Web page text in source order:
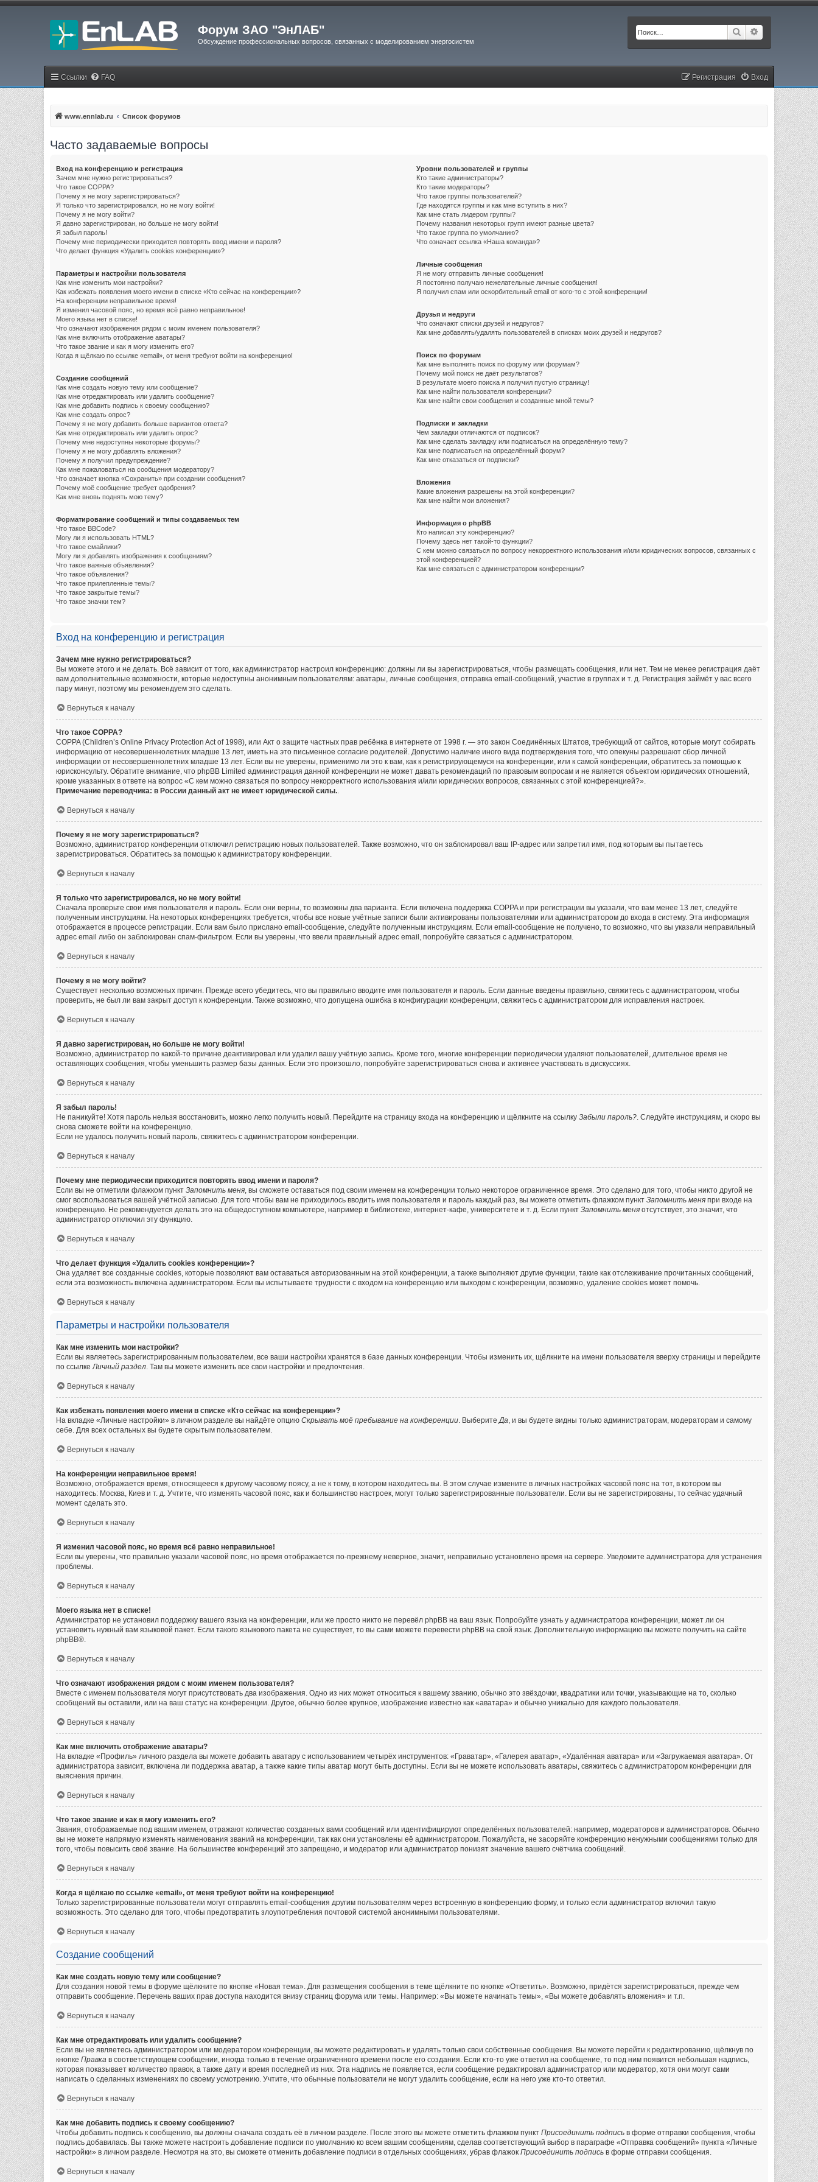
Форум ЗАО "ЭнЛАБ"
Обсуждение профессиональных вопросов, связанных с моделированием энергосистем
Поиск
Ссылки FAQ Вход
Регистрация
www.ennlab.ru Список форумов
Часто задаваемые вопросы
Вход на конференцию и регистрация
Зачем мне нужно регистрироваться?
Что такое COPPA?
Почему я не могу зарегистрироваться?
Я только что зарегистрировался, но не могу войти!
Почему я не могу войти?
Я давно зарегистрирован, но больше не могу войти!
Я забыл пароль!
Почему мне периодически приходится повторять ввод имени и пароля?
Что делает функция «Удалить cookies конференции»?
Параметры и настройки пользователя
Как мне изменить мои настройки?
Как избежать появления моего имени в списке «Кто сейчас на конференции»?
На конференции неправильное время!
Я изменил часовой пояс, но время всё равно неправильное!
Моего языка нет в списке!
Что означают изображения рядом с моим именем пользователя?
Как мне включить отображение аватары?
Что такое звание и как я могу изменить его?
Когда я щёлкаю по ссылке «email», от меня требуют войти на конференцию!
Создание сообщений
Как мне создать новую тему или сообщение?
Как мне отредактировать или удалить сообщение?
Как мне добавить подпись к своему сообщению?
Как мне создать опрос?
Почему я не могу добавить больше вариантов ответа?
Как мне отредактировать или удалить опрос?
Почему мне недоступны некоторые форумы?
Почему я не могу добавлять вложения?
Почему я получил предупреждение?
Как мне пожаловаться на сообщения модератору?
Что означает кнопка «Сохранить» при создании сообщения?
Почему моё сообщение требует одобрения?
Как мне вновь поднять мою тему?
Форматирование сообщений и типы создаваемых тем
Что такое BBCode?
Могу ли я использовать HTML?
Что такое смайлики?
Могу ли я добавлять изображения к сообщениям?
Что такое важные объявления?
Что такое объявления?
Что такое прилепленные темы?
Что такое закрытые темы?
Что такое значки тем?
Уровни пользователей и группы
Кто такие администраторы?
Кто такие модераторы?
Что такое группы пользователей?
Где находятся группы и как мне вступить в них?
Как мне стать лидером группы?
Почему названия некоторых групп имеют разные цвета?
Что такое группа по умолчанию?
Что означает ссылка «Наша команда»?
Личные сообщения
Я не могу отправить личные сообщения!
Я постоянно получаю нежелательные личные сообщения!
Я получил спам или оскорбительный email от кого-то с этой конференции!
Друзья и недруги
Что означают списки друзей и недругов?
Как мне добавлять/удалять пользователей в списках моих друзей и недругов?
Поиск по форумам
Как мне выполнить поиск по форуму или форумам?
Почему мой поиск не даёт результатов?
В результате моего поиска я получил пустую страницу!
Как мне найти пользователя конференции?
Как мне найти свои сообщения и созданные мной темы?
Подписки и закладки
Чем закладки отличаются от подписок?
Как мне сделать закладку или подписаться на определённую тему?
Как мне подписаться на определённый форум?
Как мне отказаться от подписки?
Вложения
Какие вложения разрешены на этой конференции?
Как мне найти мои вложения?
Информация о phpBB
Кто написал эту конференцию?
Почему здесь нет такой-то функции?
С кем можно связаться по вопросу некорректного использования и/или юридических вопросов, связанных с
этой конференцией?
Как мне связаться с администратором конференции?
Вход на конференцию и регистрация
Зачем мне нужно регистрироваться?
Вы можете этого и не делать. Всё зависит от того, как администратор настроил конференцию: должны ли вы зарегистрироваться, чтобы размещать сообщения, или нет. Тем не менее регистрация даёт
вам дополнительные возможности, которые недоступны анонимным пользователям: аватары, личные сообщения, отправка email-сообщений, участие в группах и т. д. Регистрация займёт у вас всего
пару минут, поэтому мы рекомендуем это сделать.
Вернуться к началу
Что такое COPPA?
COPPA (Children’s Online Privacy Protection Act of 1998), или Акт о защите частных прав ребёнка в интернете от 1998 г. — это закон Соединённых Штатов, требующий от сайтов, которые могут собирать
информацию от несовершеннолетних младше 13 лет, иметь на это письменное согласие родителей. Допустимо наличие иного вида подтверждения того, что опекуны разрешают сбор личной
информации от несовершеннолетних младше 13 лет. Если вы не уверены, применимо ли это к вам, как к регистрирующемуся на конференции, или к самой конференции, обратитесь за помощью к
юрисконсульту. Обратите внимание, что phpBB Limited администрация данной конференции не может давать рекомендаций по правовым вопросам и не является объектом юридических отношений,
кроме указанных в ответе на вопрос «С кем можно связаться по вопросу некорректного использования и/или юридических вопросов, связанных с этой конференцией?».
Примечание переводчика: в России данный акт не имеет юридической силы..
Вернуться к началу
Почему я не могу зарегистрироваться?
Возможно, администратор конференции отключил регистрацию новых пользователей. Также возможно, что он заблокировал ваш IP-адрес или запретил имя, под которым вы пытаетесь
зарегистрироваться. Обратитесь за помощью к администратору конференции.
Вернуться к началу
Я только что зарегистрировался, но не могу войти!
Сначала проверьте свои имя пользователя и пароль. Если они верны, то возможны два варианта. Если включена поддержка COPPA и при регистрации вы указали, что вам менее 13 лет, следуйте
полученным инструкциям. На некоторых конференциях требуется, чтобы все новые учётные записи были активированы пользователями или администратором до входа в систему. Эта информация
отображается в процессе регистрации. Если вам было прислано email-сообщение, следуйте полученным инструкциям. Если email-сообщение не получено, то возможно, что вы указали неправильный
адрес email либо он заблокирован спам-фильтром. Если вы уверены, что ввели правильный адрес email, попробуйте связаться с администратором.
Вернуться к началу
Почему я не могу войти?
Существует несколько возможных причин. Прежде всего убедитесь, что вы правильно вводите имя пользователя и пароль. Если данные введены правильно, свяжитесь с администратором, чтобы
проверить, не был ли вам закрыт доступ к конференции. Также возможно, что допущена ошибка в конфигурации конференции, свяжитесь с администратором для исправления настроек.
Вернуться к началу
Я давно зарегистрирован, но больше не могу войти!
Возможно, администратор по какой-то причине деактивировал или удалил вашу учётную запись. Кроме того, многие конференции периодически удаляют пользователей, длительное время не
оставляющих сообщения, чтобы уменьшить размер базы данных. Если это произошло, попробуйте зарегистрироваться снова и активнее участвовать в дискуссиях.
Вернуться к началу
Я забыл пароль!
Не паникуйте! Хотя пароль нельзя восстановить, можно легко получить новый. Перейдите на страницу входа на конференцию и щёлкните на ссылку Забыли пароль?. Следуйте инструкциям, и скоро вы
снова сможете войти на конференцию.
Если не удалось получить новый пароль, свяжитесь с администратором конференции.
Вернуться к началу
Почему мне периодически приходится повторять ввод имени и пароля?
Если вы не отметили флажком пункт Запомнить меня, вы сможете оставаться под своим именем на конференции только некоторое ограниченное время. Это сделано для того, чтобы никто другой не
смог воспользоваться вашей учётной записью. Для того чтобы вам не приходилось вводить имя пользователя и пароль каждый раз, вы можете отметить флажком пункт Запомнить меня при входе на
конференцию. Не рекомендуется делать это на общедоступном компьютере, например в библиотеке, интернет-кафе, университете и т. д. Если пункт Запомнить меня отсутствует, это значит, что
администратор отключил эту функцию.
Вернуться к началу
Что делает функция «Удалить cookies конференции»?
Она удаляет все созданные cookies, которые позволяют вам оставаться авторизованным на этой конференции, а также выполняют другие функции, такие как отслеживание прочитанных сообщений,
если эта возможность включена администратором. Если вы испытываете трудности с входом на конференцию или выходом с конференции, возможно, удаление cookies может помочь.
Вернуться к началу
Параметры и настройки пользователя
Как мне изменить мои настройки?
Если вы являетесь зарегистрированным пользователем, все ваши настройки хранятся в базе данных конференции. Чтобы изменить их, щёлкните на имени пользователя вверху страницы и перейдите
по ссылкеЛичный раздел. Там вы можете изменить все свои настройки и предпочтения.
Вернуться к началу
Как избежать появления моего имени в списке «Кто сейчас на конференции»?
На вкладке «Личные настройки» в личном разделе вы найдёте опцию Скрывать моё пребывание на конференции. ВыберитеДа, и вы будете видны только администраторам, модераторам и самому
себе. Для всех остальных вы будете скрытым пользователем.
Вернуться к началу
На конференции неправильное время!
Возможно, отображается время, относящееся к другому часовому поясу, а не к тому, в котором находитесь вы. В этом случае измените в личных настройках часовой пояс на тот, в котором вы
находитесь: Москва, Киев и т. д. Учтите, что изменять часовой пояс, как и большинство настроек, могут только зарегистрированные пользователи. Если вы не зарегистрированы, то сейчас удачный
момент сделать это.
Вернуться к началу
Я изменил часовой пояс, но время всё равно неправильное!
Если вы уверены, что правильно указали часовой пояс, но время отображается по-прежнему неверное, значит, неправильно установлено время на сервере. Уведомите администратора для устранения
проблемы.
Вернуться к началу
Моего языка нет в списке!
Администратор не установил поддержку вашего языка на конференции, или же просто никто не перевёл phpBB на ваш язык. Попробуйте узнать у администратора конференции, может ли он
установить нужный вам языковой пакет. Если такого языкового пакета не существует, то вы сами можете перевести phpBB на свой язык. Дополнительную информацию вы можете получить на сайте
phpBB®.
Вернуться к началу
Что означают изображения рядом с моим именем пользователя?
Вместе с именем пользователя могут присутствовать два изображения. Одно из них может относиться к вашему званию, обычно это звёздочки, квадратики или точки, указывающие на то, сколько
сообщений вы оставили, или на ваш статус на конференции. Другое, обычно более крупное, изображение известно как «аватара» и обычно уникально для каждого пользователя.
Вернуться к началу
Как мне включить отображение аватары?
На вкладке «Профиль» личного раздела вы можете добавить аватару с использованием четырёх инструментов: «Граватар», «Галерея аватар», «Удалённая аватара» или «Загружаемая аватара». От
администратора зависит, включена ли поддержка аватар, а также какие типы аватар могут быть доступны. Если вы не можете использовать аватары, свяжитесь с администратором конференции для
выяснения причин.
Вернуться к началу
Что такое звание и как я могу изменить его?
Звания, отображаемые под вашим именем, отражают количество созданных вами сообщений или идентифицируют определённых пользователей: например, модераторов и администраторов. Обычно
вы не можете напрямую изменять наименования званий на конференции, так как они установлены её администратором. Пожалуйста, не засоряйте конференцию ненужными сообщениями только для
того, чтобы повысить своё звание. На большинстве конференций это запрещено, и модератор или администратор понизят значение вашего счётчика сообщений.
Вернуться к началу
Когда я щёлкаю по ссылке «email», от меня требуют войти на конференцию!
Только зарегистрированные пользователи могут отправлять email-сообщения другим пользователям через встроенную в конференцию форму, и только если администратор включил такую
возможность. Это сделано для того, чтобы предотвратить злоупотребления почтовой системой анонимными пользователями.
Вернуться к началу
Создание сообщений
Как мне создать новую тему или сообщение?
Для создания новой темы в форуме щёлкните по кнопке «Новая тема». Для размещения сообщения в теме щёлкните по кнопке «Ответить». Возможно, придётся зарегистрироваться, прежде чем
отправить сообщение. Перечень ваших прав доступа находится внизу страниц форума или темы. Например: «Вы можете начинать темы», «Вы можете добавлять вложения» и т.п.
Вернуться к началу
Как мне отредактировать или удалить сообщение?
Если вы не являетесь администратором или модератором конференции, вы можете редактировать и удалять только свои собственные сообщения. Вы можете перейти к редактированию, щёлкнув по
кнопке Правка в соответствующем сообщении, иногда только в течение ограниченного времени после его создания. Если кто-то уже ответил на сообщение, то под ним появится небольшая надпись,
которая показывает количество правок, а также дату и время последней из них. Эта надпись не появляется, если сообщение редактировал администратор или модератор, хотя они могут сами
написать о сделанных изменениях по своему усмотрению. Учтите, что обычные пользователи не могут удалить сообщение, если на него уже кто-то ответил.
Вернуться к началу
Как мне добавить подпись к своему сообщению?
Чтобы добавить подпись к сообщению, вы должны сначала создать её в личном разделе. После этого вы можете отметить флажком пункт Присоединить подпись в форме отправки сообщения, чтобы
подпись добавилась. Вы также можете настроить добавление подписи по умолчанию ко всем вашим сообщениям, сделав соответствующий выбор в параграфе «Отправка сообщений» пункта «Личные
настройки» в личном разделе. Несмотря на это, вы сможете отменить добавление подписи в отдельных сообщениях, убрав флажок Присоединить подпись в форме отправки сообщения.
Вернуться к началу